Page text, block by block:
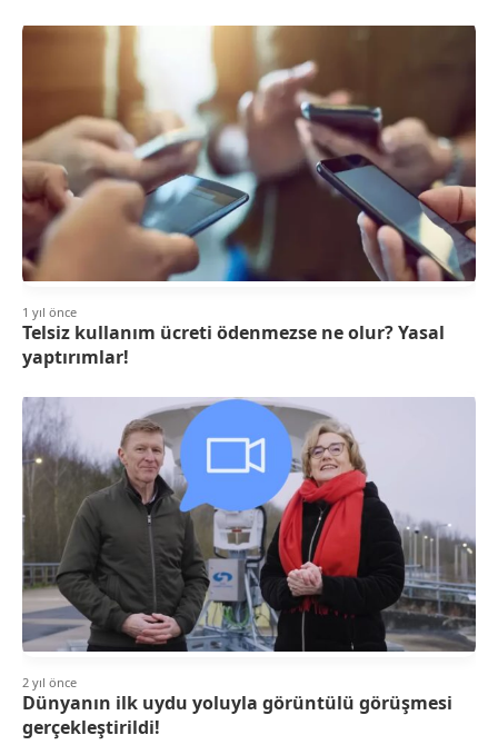
1 yıl önce
Telsiz kullanım ücreti ödenmezse ne olur? Yasal
yaptırımlar!
2 yıl önce
Dünyanın ilk uydu yoluyla görüntülü görüşmesi
gerçekleştirildi!